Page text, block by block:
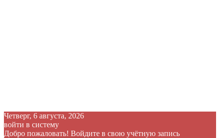
Четверг, 6 августа, 2026
войти в систему
Добро пожаловать! Войдите в свою учётную запись